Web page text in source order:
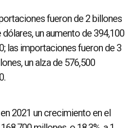
fueron de 2 billones
un aumento de 394,100
las importaciones fueron de 3
un alza de 576,500
2021 un crecimiento en el